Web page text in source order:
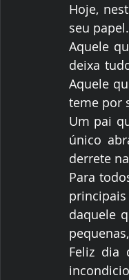
Hoje,
seu papel.
Aquele
deixa
Aquele
teme por
Um pai
único
derrete
Para
daquele
Feliz dia